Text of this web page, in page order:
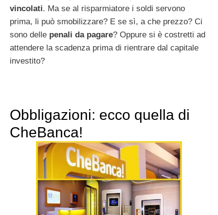
vincolati. Ma se al risparmiatore i soldi servono
prima, li può smobilizzare? E se sì, a che prezzo? Ci
sono delle penali da pagare? Oppure si è costretti ad
attendere la scadenza prima di rientrare dal capitale
investito?
Obbligazioni: ecco quella di
CheBanca!